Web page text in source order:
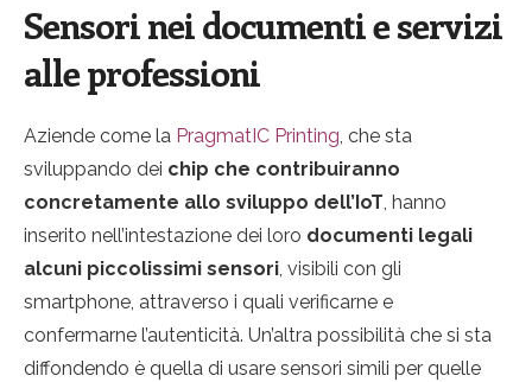
Sensori nei documenti e servizi
alle professioni
Aziende come la PragmatIC Printing, che sta
sviluppando dei chip che contribuiranno
concretamente allo sviluppo dell’IoT, hanno
inserito nell’intestazione dei loro documenti legali
alcuni piccolissimi sensori, visibili con gli
smartphone, attraverso i quali verificarne e
confermarne l’autenticità. Un’altra possibilità che si sta
diffondendo è quella di usare sensori simili per quelle